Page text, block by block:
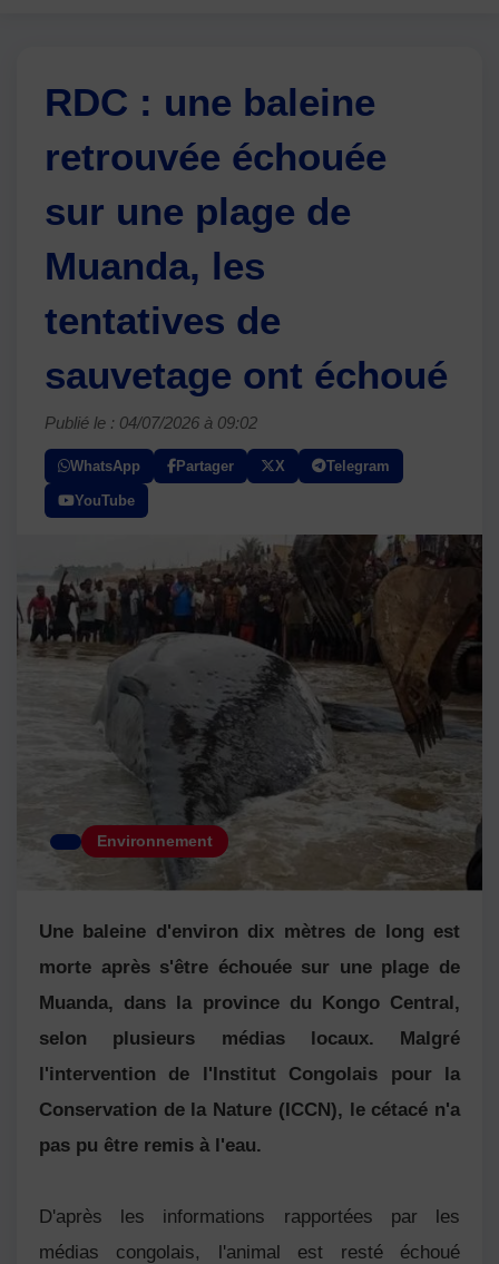
RDC : une baleine
retrouvée échouée
sur une plage de
Muanda, les
tentatives de
sauvetage ont échoué
Publié le : 04/07/2026 à 09:02
WhatsApp Partager X Telegram
YouTube
Environnement
Une baleine d'environ dix mètres de long est
morte après s'être échouée sur une plage de
Muanda, dans la province du Kongo Central,
selon plusieurs médias locaux. Malgré
l'intervention de l'Institut Congolais pour la
Conservation de la Nature (ICCN), le cétacé n'a
pas pu être remis à l'eau.
D'après les informations rapportées par les
médias congolais, l'animal est resté échoué